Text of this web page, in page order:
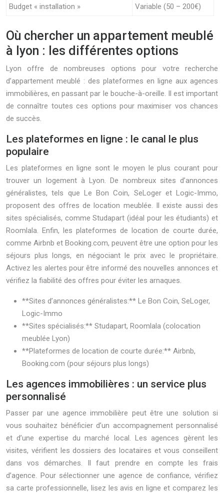
Budget « installation » Variable (50 – 200€)
Où chercher un appartement meublé
à lyon : les différentes options
Lyon offre de nombreuses options pour votre recherche
d’appartement meublé : des plateformes en ligne aux agences
immobilières, en passant par le bouche-à-oreille. Il est important
de connaître toutes ces options pour maximiser vos chances
de succès.
Les plateformes en ligne : le canal le plus
populaire
Les plateformes en ligne sont le moyen le plus courant pour
trouver un logement à Lyon. De nombreux sites d’annonces
généralistes, tels que Le Bon Coin, SeLoger et Logic-Immo,
proposent des offres de location meublée. Il existe aussi des
sites spécialisés, comme Studapart (idéal pour les étudiants) et
Roomlala. Enfin, les plateformes de location de courte durée,
comme Airbnb et Booking.com, peuvent être une option pour les
séjours plus longs, en négociant le prix avec le propriétaire.
Activez les alertes pour être informé des nouvelles annonces et
vérifiez la fiabilité des offres pour éviter les arnaques.
**Sites d’annonces généralistes:** Le Bon Coin, SeLoger,
Logic-Immo
**Sites spécialisés:** Studapart, Roomlala (colocation
meublée Lyon)
**Plateformes de location de courte durée:** Airbnb,
Booking.com (pour séjours plus longs)
Les agences immobilières : un service plus
personnalisé
Passer par une agence immobilière peut être une solution si
vous souhaitez bénéficier d’un accompagnement personnalisé
et d’une expertise du marché local. Les agences gèrent les
visites, vérifient les dossiers des locataires et vous conseillent
dans vos démarches. Il faut prendre en compte les frais
d’agence. Pour sélectionner une agence de confiance, vérifiez
sa carte professionnelle, lisez les avis en ligne et comparez les